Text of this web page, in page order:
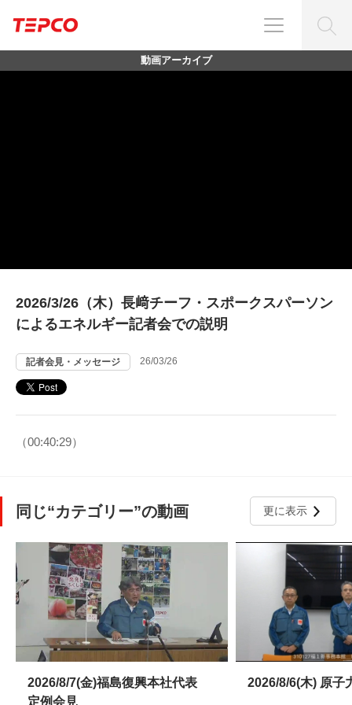
動画アーカイブ
2026/3/26（木）長﨑チーフ・スポークスパーソン
によるエネルギー記者会での説明
記者会見・メッセージ 26/03/26
（00:40:29）
同じ“カテゴリー”の動画 更に表示
2026/8/7(金)福島復興本社代表
定例会見
2026/8/6(木) 原子